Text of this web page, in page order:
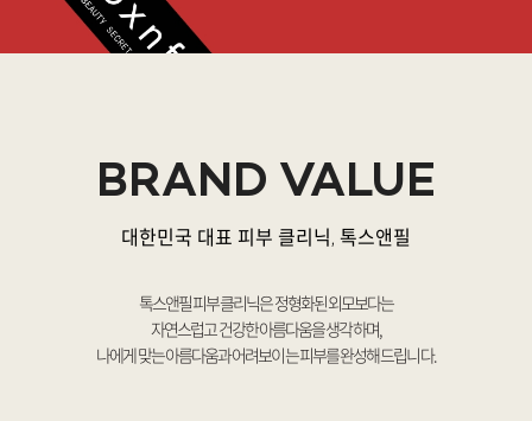
BRAND VALUE
대한민국 대표 피부 클리닉, 톡스앤필
톡스앤필 피부 클리닉은 정형화된 외모보다는
자연스럽고 건강한 아름다움을 생각하며,
나에게 맞는 아름다움과 어려보이는 피부를 완성해 드립니다.